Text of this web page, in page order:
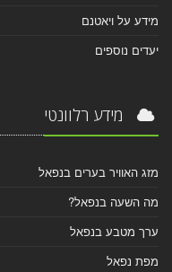
מידע על ויאטנם
יעדים נוספים
מידע רלוונטי
מזג האוויר בערים בנפאל
מה השעה בנפאל?
ערך מטבע בנפאל
מפת נפאל